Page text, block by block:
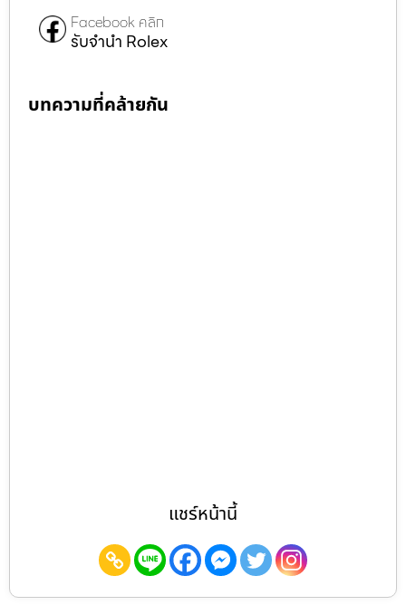
Facebook คลิก
รับจำนำ Rolex
บทความที่คล้ายกัน
แชร์หน้านี้